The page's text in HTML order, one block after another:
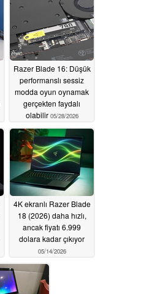
piyasaya sürdü
06/01/2026
Razer Blade 16: Düşük
performanslı sessiz
modda oyun oynamak
gerçekten faydalı
olabilir 05/28/2026
4K ekranlı Razer Blade
18 (2026) daha hızlı,
ancak fiyatı 6.999
dolara kadar çıkıyor
05/14/2026